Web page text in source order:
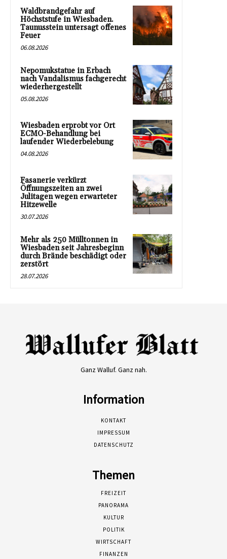
Waldbrandgefahr auf
Höchststufe in Wiesbaden.
Taunusstein untersagt offenes
Feuer
06.08.2026
Nepomukstatue in Erbach
nach Vandalismus fachgerecht
wiederhergestellt
05.08.2026
Wiesbaden erprobt vor Ort
ECMO-Behandlung bei
laufender Wiederbelebung
04.08.2026
Fasanerie verkürzt
Öffnungszeiten an zwei
Julitagen wegen erwarteter
Hitzewelle
30.07.2026
Mehr als 250 Mülltonnen in
Wiesbaden seit Jahresbeginn
durch Brände beschädigt oder
zerstört
28.07.2026
Ganz Walluf. Ganz nah.
Information
KONTAKT
IMPRESSUM
DATENSCHUTZ
Themen
FREIZEIT
PANORAMA
KULTUR
POLITIK
WIRTSCHAFT
FINANZEN